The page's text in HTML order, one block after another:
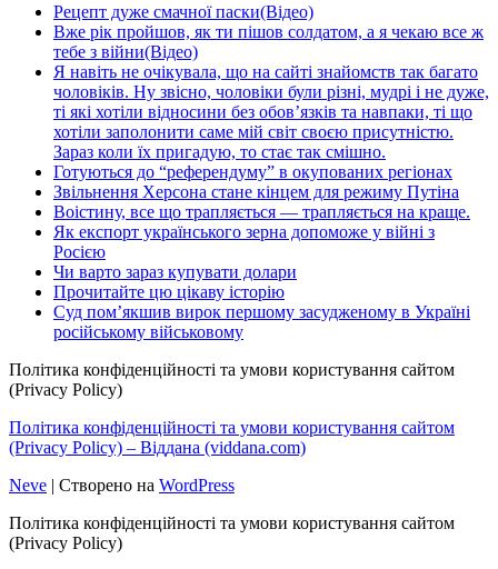
Рецепт дуже смачної паски(Відео)
Вже рік пройшов, як ти пішов солдатом, а я чекаю все ж
тебе з війни(Відео)
Я навіть не очікувала, що на сайті знайомств так багато
чоловіків. Ну звісно, чоловіки були різні, мудрі і не дуже,
ті які хотіли відносини без обов’язків та навпаки, ті що
хотіли заполонити саме мій світ своєю присутністю.
Зараз коли їх пригадую, то стає так смішно.
Готуються до “референдуму” в окупованих регіонах
Звільнення Херсона стане кінцем для режиму Путіна
Воістину, все що трапляється — трапляється на краще.
Як експорт українського зерна допоможе у війні з
Росією
Чи варто зараз купувати долари
Прочитайте цю цікаву історію
Суд пом’якшив вирок першому засудженому в Україні
російському військовому
Політика конфіденційності та умови користування сайтом
(Privacy Policy)
Політика конфіденційності та умови користування сайтом
(Privacy Policy) – Віддана (viddana.com)
Neve | Створено на WordPress
Політика конфіденційності та умови користування сайтом
(Privacy Policy)